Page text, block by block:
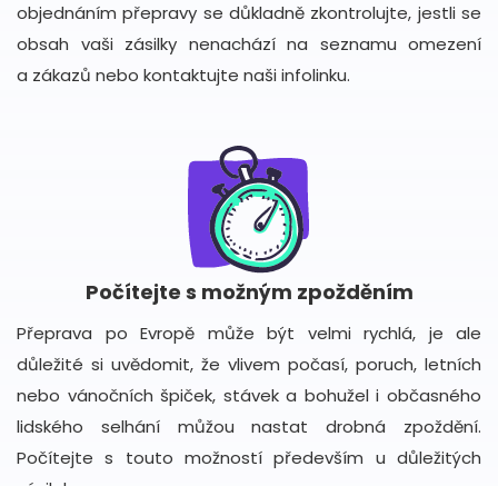
objednáním přepravy se důkladně zkontrolujte, jestli se
obsah vaši zásilky nenachází na seznamu omezení
a zákazů nebo kontaktujte naši infolinku.
Počítejte s možným zpožděním
Přeprava po Evropě může být velmi rychlá, je ale
důležité si uvědomit, že vlivem počasí, poruch, letních
nebo vánočních špiček, stávek a bohužel i občasného
lidského selhání můžou nastat drobná zpoždění.
Počítejte s touto možností především u důležitých